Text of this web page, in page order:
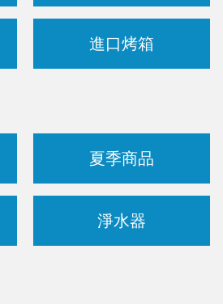
進口烤箱
夏季商品
淨水器